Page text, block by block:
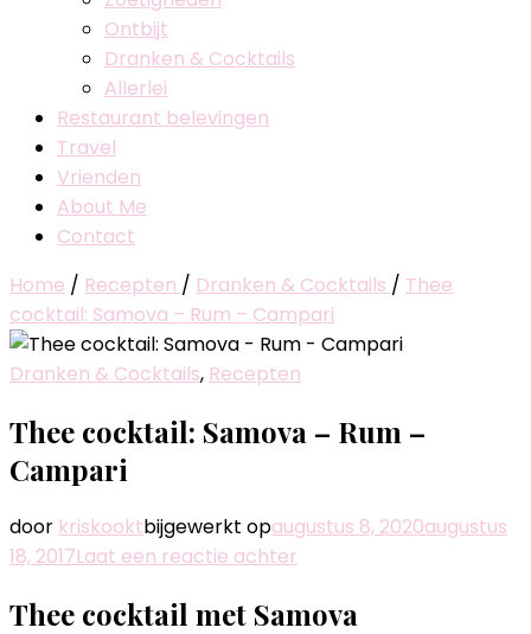
Ontbijt
Dranken & Cocktails
Allerlei
Restaurant belevingen
Travel
Vrienden
About Me
Contact
Home / Recepten / Dranken & Cocktails / Thee
cocktail: Samova – Rum – Campari
Dranken & Cocktails, Recepten
Thee cocktail: Samova – Rum –
Campari
door kriskooktbijgewerkt opaugustus 8, 2020augustus
18, 2017Laat een reactie achter
cocktail:
Thee cocktail met Samova